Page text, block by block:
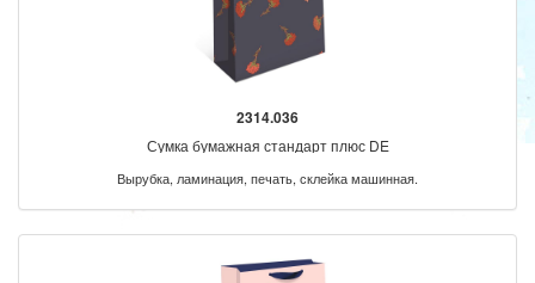
2314.036
Сумка бумажная стандарт плюс DE
Вырубка, ламинация, печать, склейка машинная.